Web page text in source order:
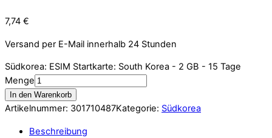
7,74 €
Versand per E-Mail innerhalb 24 Stunden
Südkorea: ESIM Startkarte: South Korea - 2 GB - 15 Tage
Menge
In den Warenkorb
Artikelnummer: 301710487Kategorie: Südkorea
Beschreibung